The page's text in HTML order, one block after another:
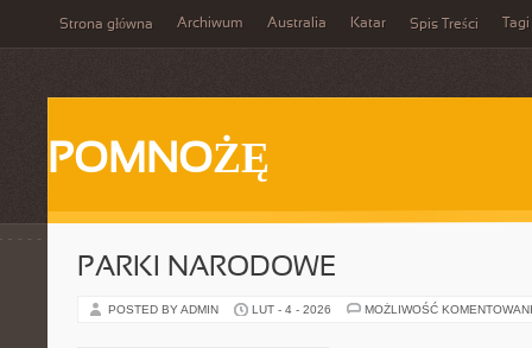
Strona główna Archiwum Australia Katar Spis Treści Tagi
POMNOŻĘ
PARKI NARODOWE
POSTED BY ADMIN LUT - 4 - 2026 MOŻLIWOŚĆ